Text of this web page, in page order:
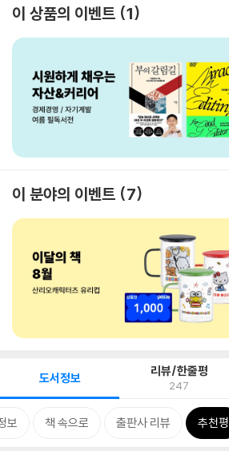
이 상품의 이벤트 1
이 분야의 이벤트 7
도서정보 리뷰/한줄평
247
보 책 속으로 출판사 리뷰 추천평